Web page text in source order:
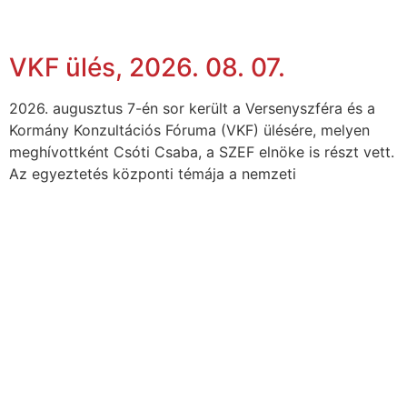
VKF ülés, 2026. 08. 07.
2026. augusztus 7-én sor került a Versenyszféra és a
Kormány Konzultációs Fóruma (VKF) ülésére, melyen
meghívottként Csóti Csaba, a SZEF elnöke is részt vett.
Az egyeztetés központi témája a nemzeti